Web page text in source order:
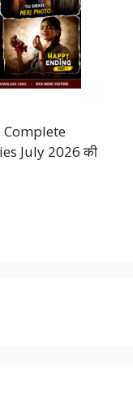
Complete
July 2026 की